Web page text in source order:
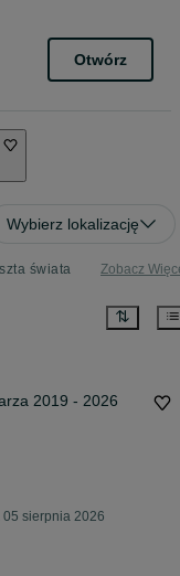
Otwórz
Wybierz lokalizację
świata Zobacz
2019 - 2026
sierpnia 2026